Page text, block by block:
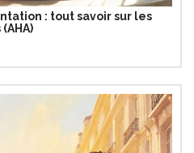
: tout savoir sur les